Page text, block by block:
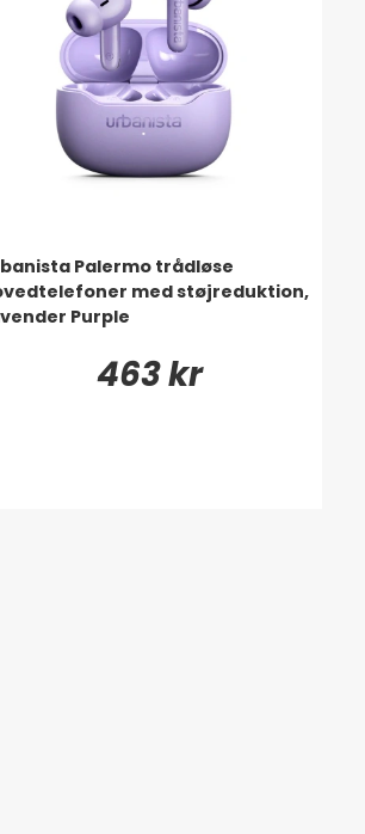
Palermo trådløse
med støjreduktion,
Purple
463 kr